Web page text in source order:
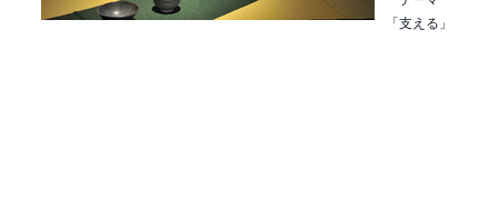
「支える」